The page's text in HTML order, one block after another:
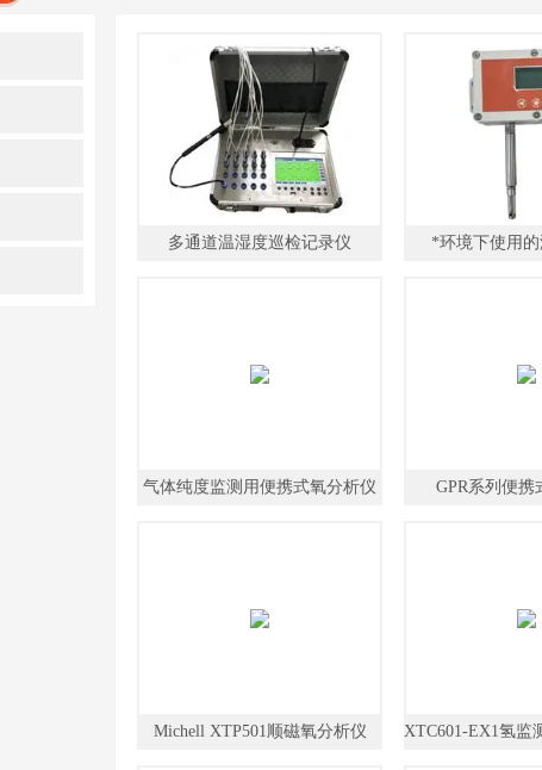
多通道温湿度巡检记录仪 *环境下使用
气体纯度监测用便携式氧分析仪 GPR系列便携
Michell XTP501顺磁氧分析仪
XTC601-EX1氢监